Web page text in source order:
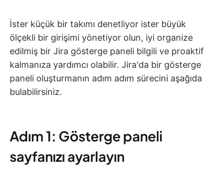
İster küçük bir takımı denetliyor ister büyük
ölçekli bir girişimi yönetiyor olun, iyi organize
edilmiş bir Jira gösterge paneli bilgili ve proaktif
kalmanıza yardımcı olabilir. Jira'da bir gösterge
paneli oluşturmanın adım adım sürecini aşağıda
bulabilirsiniz.
Adım 1: Gösterge paneli
sayfanızı ayarlayın